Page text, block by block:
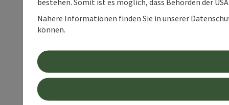
bestehen. Somit ist es möglich, dass Behörden der
Nähere Informationen finden Sie in unserer
können.